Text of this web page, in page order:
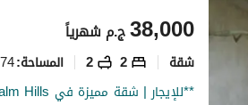
ج.م38,000 شهرياً
شقة 2
2 المساحة:
174